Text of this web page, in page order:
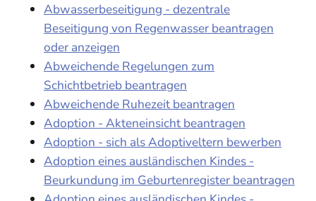
Abwasserbeseitigung - dezentrale
Beseitigung von Regenwasser beantragen
oder anzeigen
Abweichende Regelungen zum
Schichtbetrieb beantragen
Abweichende Ruhezeit beantragen
Adoption - Akteneinsicht beantragen
Adoption - sich als Adoptiveltern bewerben
Adoption eines ausländischen Kindes -
Beurkundung im Geburtenregister beantragen